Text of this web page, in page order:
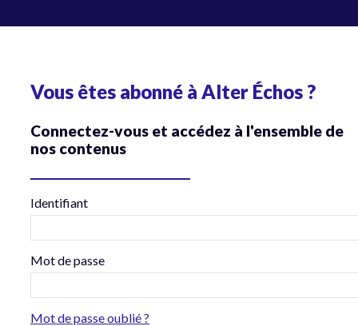
Vous êtes abonné à Alter Échos ?
Connectez-vous et accédez à l'ensemble de
nos contenus
Identifiant
Mot de passe
Mot de passe oublié ?